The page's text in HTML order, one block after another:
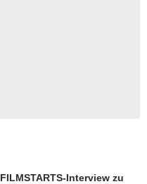
FILMSTARTS-Interview zu